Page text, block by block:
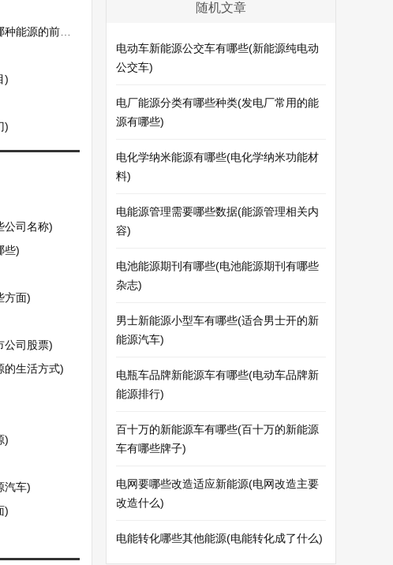
的前景最好)
)
)
公司名称)
些)
方面)
公司股票)
的生活方式)
)
汽车)
)
随机文章
电动车新能源公交车有哪些(新能源纯电动
公交车)
电厂能源分类有哪些种类(发电厂常用的能
源有哪些)
电化学纳米能源有哪些(电化学纳米功能材
料)
电能源管理需要哪些数据(能源管理相关内
容)
电池能源期刊有哪些(电池能源期刊有哪些
杂志)
男士新能源小型车有哪些(适合男士开的新
能源汽车)
电瓶车品牌新能源车有哪些(电动车品牌新
能源排行)
百十万的新能源车有哪些(百十万的新能源
车有哪些牌子)
电网要哪些改造适应新能源(电网改造主要
改造什么)
电能转化哪些其他能源(电能转化成了什么)